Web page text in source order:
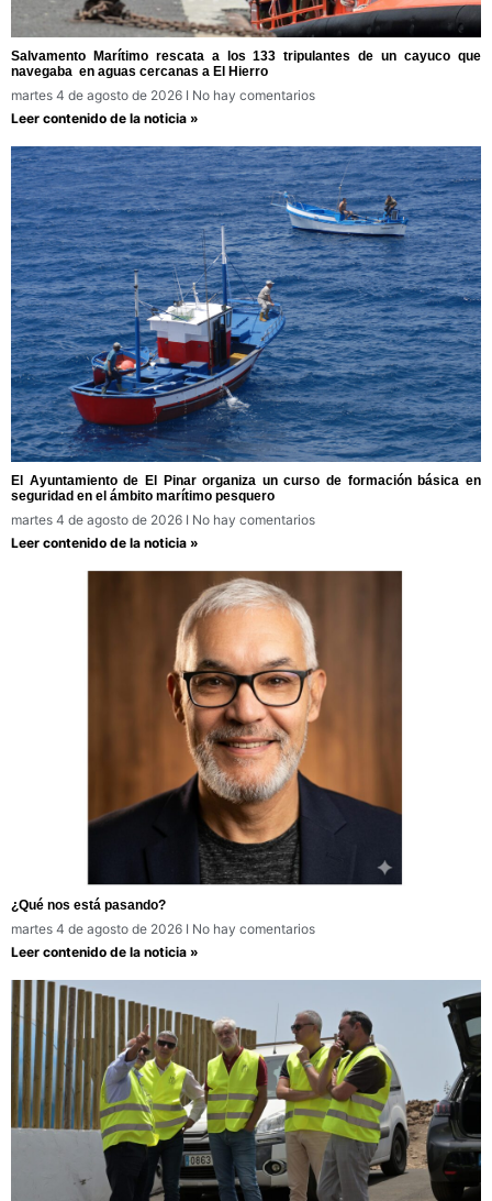
Salvamento Marítimo rescata a los 133 tripulantes de un cayuco que
navegaba en aguas cercanas a El Hierro
martes 4 de agosto de 2026
No hay comentarios
Leer contenido de la noticia »
El Ayuntamiento de El Pinar organiza un curso de formación básica en
seguridad en el ámbito marítimo pesquero
martes 4 de agosto de 2026
No hay comentarios
Leer contenido de la noticia »
¿Qué nos está pasando?
martes 4 de agosto de 2026
No hay comentarios
Leer contenido de la noticia »